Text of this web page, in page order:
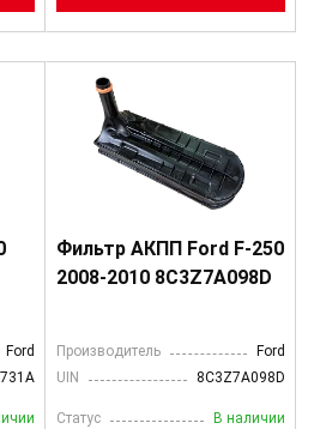
Ford
Фильтр АКПП Ford F-250
2008-2010 8C3Z7A098D
Производитель
Ford
UIN
8C3Z7A098D
Статус В наличии